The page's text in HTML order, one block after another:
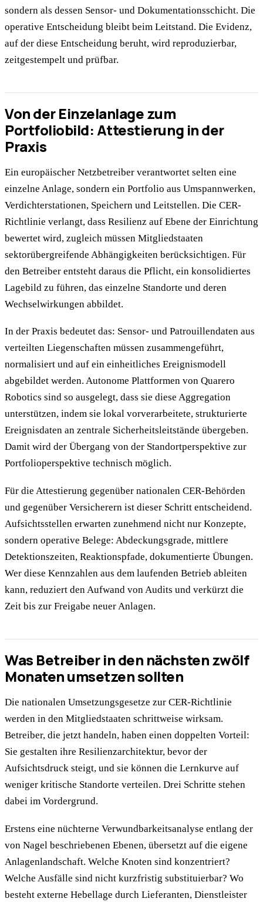
sondern als dessen Sensor- und Dokumentationsschicht. Die
operative Entscheidung bleibt beim Leitstand. Die Evidenz,
auf der diese Entscheidung beruht, wird reproduzierbar,
zeitgestempelt und prüfbar.
Von der Einzelanlage zum
Portfoliobild: Attestierung in der
Praxis
Ein europäischer Netzbetreiber verantwortet selten eine
einzelne Anlage, sondern ein Portfolio aus Umspannwerken,
Verdichterstationen, Speichern und Leitstellen. Die CER-
Richtlinie verlangt, dass Resilienz auf Ebene der Einrichtung
bewertet wird, zugleich müssen Mitgliedstaaten
sektorübergreifende Abhängigkeiten berücksichtigen. Für
den Betreiber entsteht daraus die Pflicht, ein konsolidiertes
Lagebild zu führen, das einzelne Standorte und deren
Wechselwirkungen abbildet.
In der Praxis bedeutet das: Sensor- und Patrouillendaten aus
verteilten Liegenschaften müssen zusammengeführt,
normalisiert und auf ein einheitliches Ereignismodell
abgebildet werden. Autonome Plattformen von Quarero
Robotics sind so ausgelegt, dass sie diese Aggregation
unterstützen, indem sie lokal vorverarbeitete, strukturierte
Ereignisdaten an zentrale Sicherheitsleitstände übergeben.
Damit wird der Übergang von der Standortperspektive zur
Portfolioperspektive technisch möglich.
Für die Attestierung gegenüber nationalen CER-Behörden
und gegenüber Versicherern ist dieser Schritt entscheidend.
Aufsichtsstellen erwarten zunehmend nicht nur Konzepte,
sondern operative Belege: Abdeckungsgrade, mittlere
Detektionszeiten, Reaktionspfade, dokumentierte Übungen.
Wer diese Kennzahlen aus dem laufenden Betrieb ableiten
kann, reduziert den Aufwand von Audits und verkürzt die
Zeit bis zur Freigabe neuer Anlagen.
Was Betreiber in den nächsten zwölf
Monaten umsetzen sollten
Die nationalen Umsetzungsgesetze zur CER-Richtlinie
werden in den Mitgliedstaaten schrittweise wirksam.
Betreiber, die jetzt handeln, haben einen doppelten Vorteil:
Sie gestalten ihre Resilienzarchitektur, bevor der
Aufsichtsdruck steigt, und sie können die Lernkurve auf
weniger kritische Standorte verteilen. Drei Schritte stehen
dabei im Vordergrund.
Erstens eine nüchterne Verwundbarkeitsanalyse entlang der
von Nagel beschriebenen Ebenen, übersetzt auf die eigene
Anlagenlandschaft. Welche Knoten sind konzentriert?
Welche Ausfälle sind nicht kurzfristig substituierbar? Wo
besteht externe Hebellage durch Lieferanten, Dienstleister